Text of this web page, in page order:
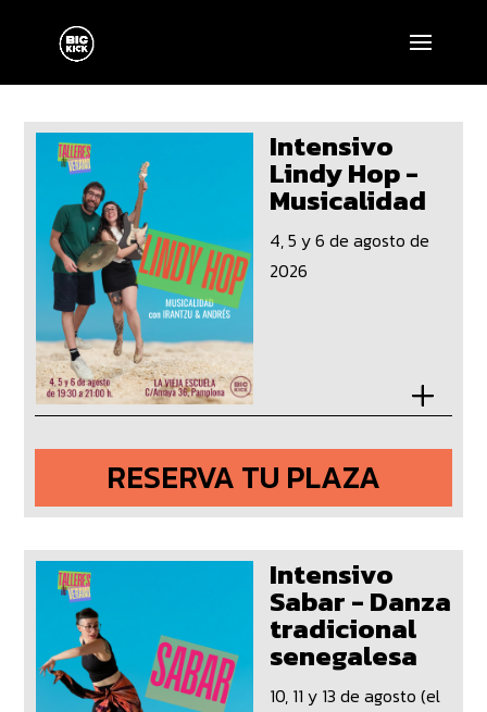
Intensivo
Lindy Hop -
Musicalidad
4, 5 y 6 de agosto de
2026
RESERVA TU PLAZA
Intensivo
Sabar - Danza
tradicional
senegalesa
10, 11 y 13 de agosto (el